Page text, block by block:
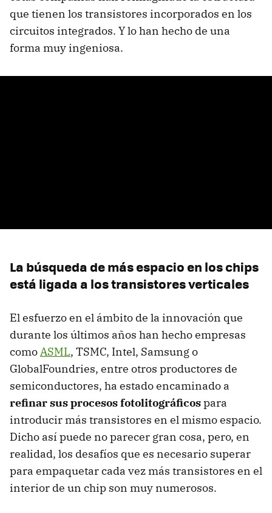
que tienen los transistores incorporados en los
circuitos integrados. Y lo han hecho de una
forma muy ingeniosa.
La búsqueda de más espacio en los chips
está ligada a los transistores verticales
El esfuerzo en el ámbito de la innovación que
durante los últimos años han hecho empresas
comoASML, TSMC, Intel, Samsung o
GlobalFoundries, entre otros productores de
semiconductores, ha estado encaminado a
refinar sus procesos fotolitográficospara
introducir más transistores en el mismo espacio.
Dicho así puede no parecer gran cosa, pero, en
realidad, los desafíos que es necesario superar
para empaquetar cada vez más transistores en el
interior de un chip son muy numerosos.